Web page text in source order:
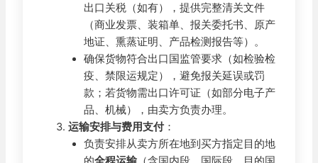
出口关税（如有），提供完整清关文件
（商业发票、装箱单、报关委托书、原产
地证、熏蒸证明、产品检测报告等）。
确保货物符合出口国监管要求（如检验检
疫、禁限运规定），避免报关延误或罚
款；若货物需出口许可证（如部分电子产
品、机械），由卖方负责办理。
运输安排与费用支付 ：
负责安排从卖方所在地到买方指定目的地